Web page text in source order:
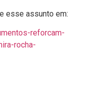
esse assunto em:
reforcam-
rocha-